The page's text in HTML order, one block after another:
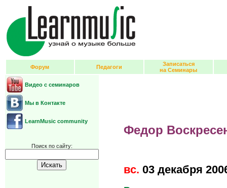
Форум Педагоги
Записаться
на Семинары
Видео с семинаров
Мы в Контакте
LearnMusic community
Поиск по сайту:
Федор
вс. 03 декабря